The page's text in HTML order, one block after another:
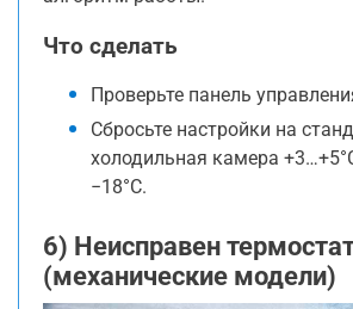
Что сделать
Проверьте панель
Сбросьте настройки на
холодильная камера
−18°C.
6) Неисправен
(механические модели)